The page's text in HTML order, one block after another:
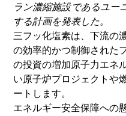
ラン濃縮施設であるユー
する計画を発表した。
三フッ化塩素は、下流の
の効率的かつ制御された
の投資の増加原子力エネ
い原子炉プロジェクトや
ートします。
エネルギー安全保障への